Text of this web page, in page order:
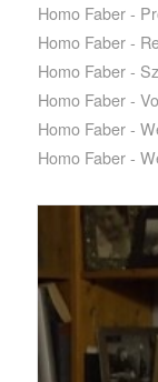
Homo Faber -
Homo Faber -
Homo Faber -
Homo Faber -
Homo Faber -
Homo Faber -